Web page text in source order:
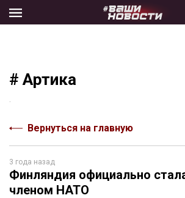
the
# Артика
Вернуться на главную
3 года назад
Финляндия официально
членом НАТО